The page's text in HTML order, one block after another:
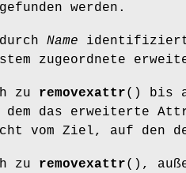
werden.
Name
zugeordnete
zu removexattr() bis
dem das erweiterte
vom Ziel, auf den
zu removexattr(),